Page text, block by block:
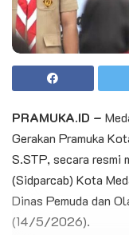
PRAMUKA.ID –
Gerakan Pramuka
S.STP, secara resmi
(Sidparcab) Kota
Dinas Pemuda dan
(14/5/2026).